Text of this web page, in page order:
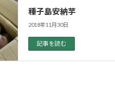
種子島安納芋
2018年11月30日
記事を読む